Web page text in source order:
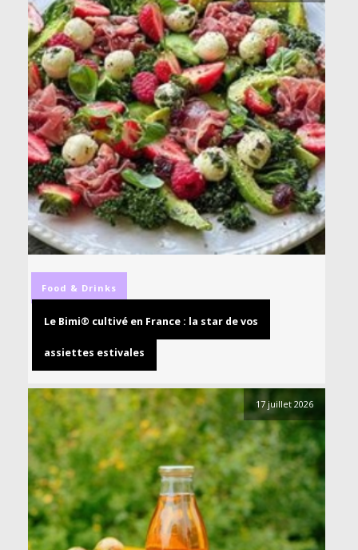
Food & Drinks
Le Bimi® cultivé en France : la star de vos
assiettes estivales
17 juillet 2026